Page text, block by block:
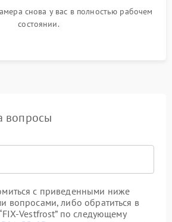
снова у вас в полностью рабочем
состоянии.
вопросы
с приведенными ниже
вопросами, либо обратиться в
Vestfrost” по следующему